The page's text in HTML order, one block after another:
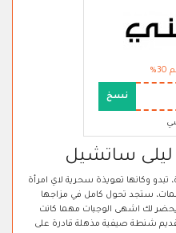
نسخ
ساتشيل
وكانها تعويذة سحرية لاي امرأة
ستجد تحول كامل في مزاجها
لك اشهى الوجبات مهما كانت
شنطة صيفية مذهلة قادرة على